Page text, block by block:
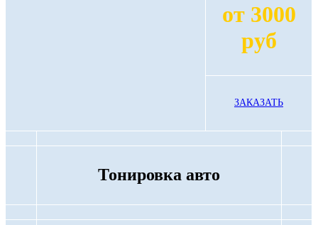
от 3000
руб
ЗАКАЗАТЬ
Тонировка авто